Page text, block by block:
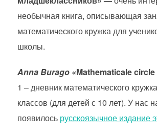
необычная книга, описывающая
математического кружка для
школы.
Anna Burago «Mathematicale
1 – дневник математического
классов (для детей с 10 лет). У нас
появилось русскоязычное издание